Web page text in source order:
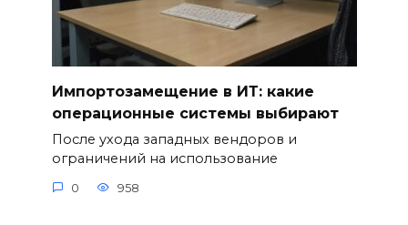
Импортозамещение в ИТ: какие
операционные системы выбирают
После ухода западных вендоров и
ограничений на использование
0 958